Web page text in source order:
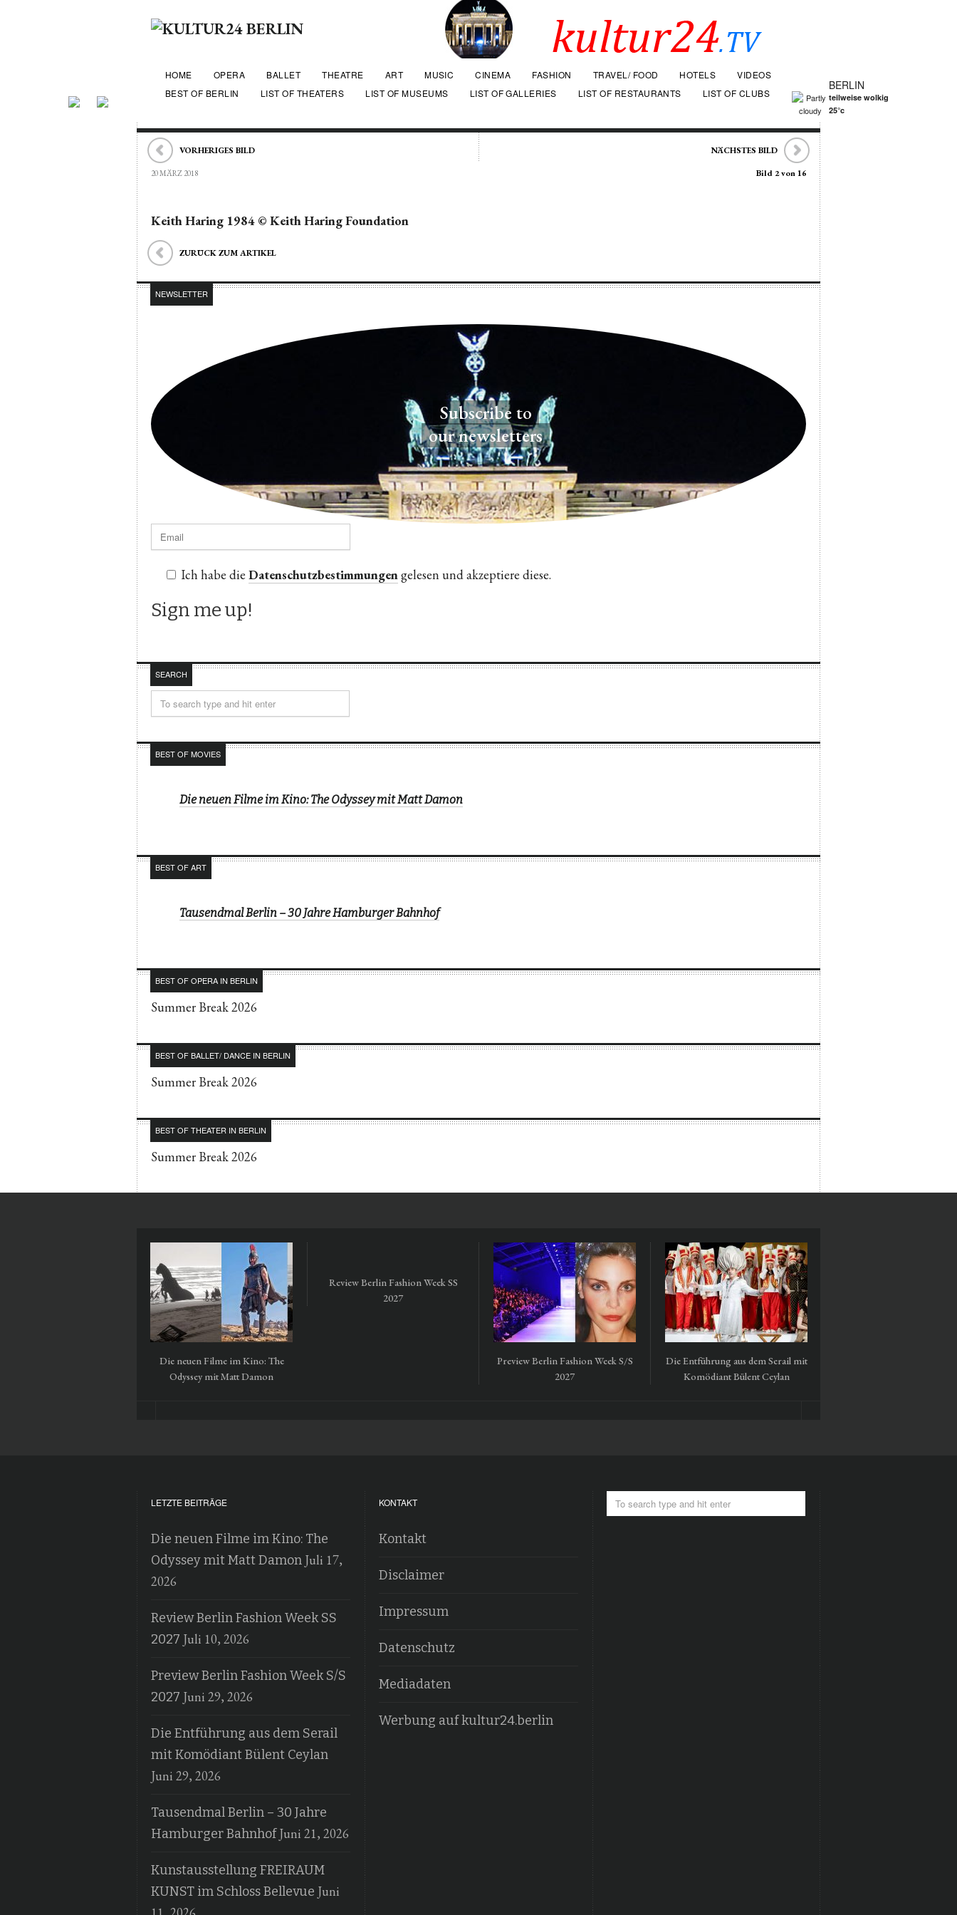
BERLIN
teilweise wolkig
25°c
HOME OPERA BALLET THEATRE ART MUSIC CINEMA FASHION TRAVEL/ FOOD HOTELS
VIDEOS
BEST OF BERLIN
LIST OF THEATERS LIST OF MUSEUMS LIST OF GALLERIES LIST OF RESTAURANTS LIST OF CLUBS
VORHERIGES BILD NÄCHSTES BILD
20 MÄRZ 2018 Bild 2 von 16
Keith Haring 1984 © Keith Haring Foundation
ZURÜCK ZUM ARTIKEL
NEWSLETTER
Subscribe to
our newsletters
Ich habe die Datenschutzbestimmungengelesen und akzeptiere diese.
SEARCH
BEST OF MOVIES
Die neuen Filme im Kino: The Odyssey mit Matt Damon
BEST OF ART
Tausendmal Berlin – 30 Jahre Hamburger Bahnhof
BEST OF OPERA IN BERLIN
Summer Break 2026
BEST OF BALLET/ DANCE IN BERLIN
Summer Break 2026
BEST OF THEATER IN BERLIN
Summer Break 2026
Die neuen Filme im Kino: The
Odyssey mit Matt Damon
Review Berlin Fashion Week SS
2027
Preview Berlin Fashion Week S/S
2027
Die Entführung aus dem Serail mit
Komödiant Bülent Ceylan
LETZTE BEITRÄGE
Die neuen Filme im Kino: The
Odyssey mit Matt Damon Juli 17,
2026
Review Berlin Fashion Week SS
2027 Juli 10, 2026
Preview Berlin Fashion Week S/S
2027 Juni 29, 2026
Die Entführung aus dem Serail
mit Komödiant Bülent Ceylan
Juni 29, 2026
Tausendmal Berlin – 30 Jahre
Hamburger Bahnhof Juni 21, 2026
Kunstausstellung FREIRAUM
KUNST im Schloss Bellevue Juni
KONTAKT
Kontakt
Disclaimer
Impressum
Datenschutz
Mediadaten
Werbung auf kultur24.berlin